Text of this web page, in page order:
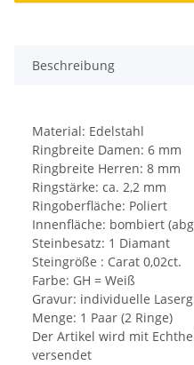
Beschreibung
Material: Edelstahl
Ringbreite Damen: 6 mm
Ringbreite Herren: 8 mm
Ringstärke: ca. 2,2 mm
Ringoberfläche: Poliert
Innenfläche: bombiert
Steinbesatz: 1 Diamant
Steingröße : Carat 0,02ct.
Farbe: GH = Weiß
Gravur: individuelle
Menge: 1 Paar (2 Ringe)
Der Artikel wird mit
versendet